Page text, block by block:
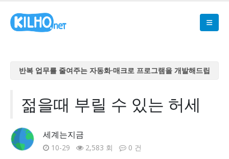
반복 업무를 줄여주는 자동화·매크로 프로그램을 개발해드립
반복 업무를 줄여주는 자동화·매크로 프로그램을 개발해드립
니다
반복 업무를 줄여주는 자동화·매크로 프로그램을 개발해드립
젊을때 부릴 수 있는 허세
세계는지금
10-29 2,583 회 0 건